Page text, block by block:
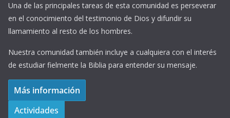
Una de las principales tareas de esta comunidad es perseverar
en el conocimiento del testimonio de Dios y difundir su
llamamiento al resto de los hombres.
Nuestra comunidad también incluye a cualquiera con el interés
de estudiar fielmente la Biblia para entender su mensaje.
Más información
Actividades